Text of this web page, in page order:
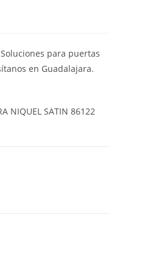
para puertas
en Guadalajara.
NIQUEL SATIN 86122